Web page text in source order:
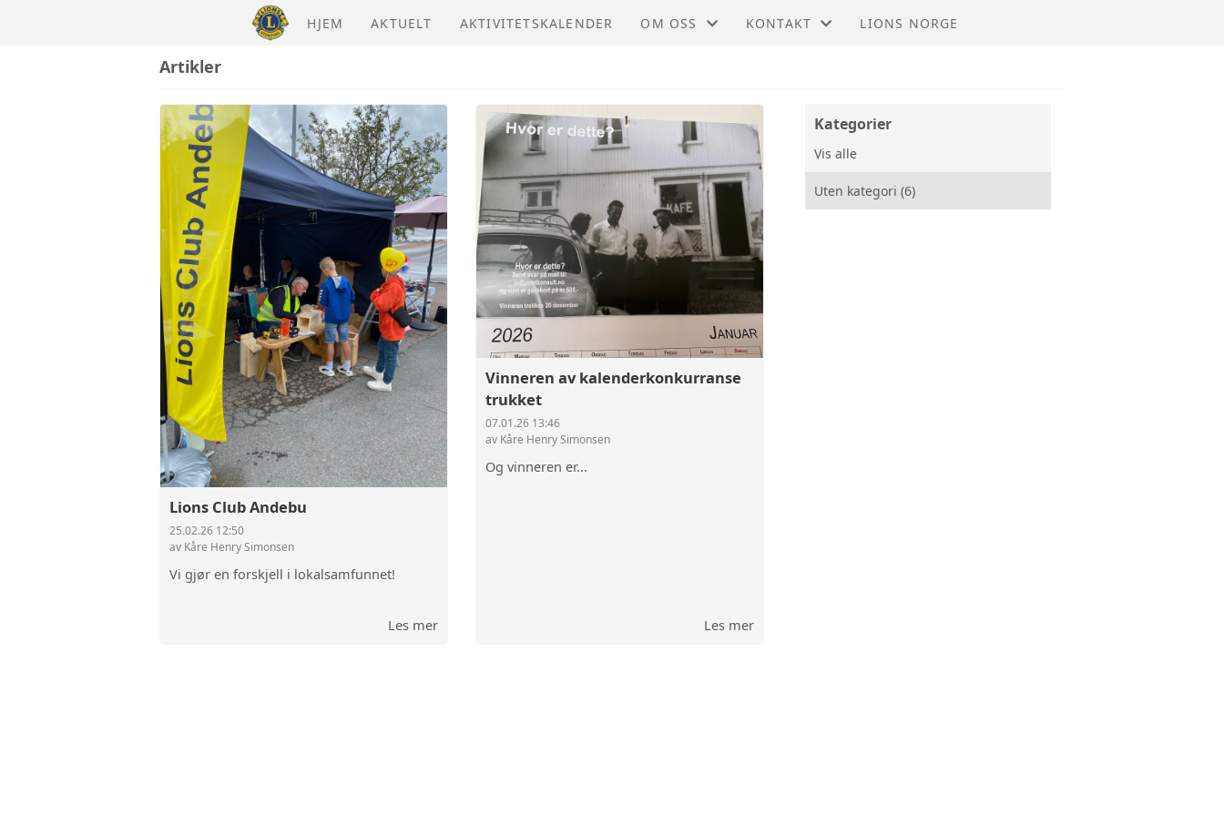
HJEM AKTUELT AKTIVITETSKALENDER OM OSS KONTAKT LIONS NORGE
Artikler
Lions Club Andebu
25.02.26 12:50
av Kåre Henry Simonsen
Vi gjør en forskjell i lokalsamfunnet!
Les mer
Vinneren av kalenderkonkurranse
trukket
07.01.26 13:46
av Kåre Henry Simonsen
Og vinneren er...
Les mer
Kategorier
Vis alle
Uten kategori (6)